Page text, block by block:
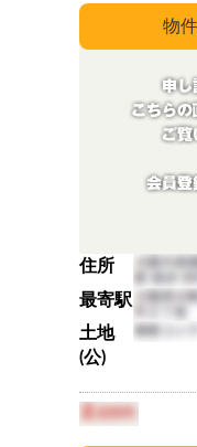
住所
最寄駅
土地
(公)